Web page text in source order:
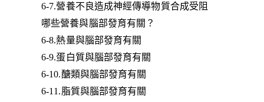
6-7.營養不良造成神經傳導物質合成受阻
哪些營養與腦部發育有關？
6-8.熱量與腦部發育有關
6-9.蛋白質與腦部發育有關
6-10.醣類與腦部發育有關
6-11.脂質與腦部發育有關